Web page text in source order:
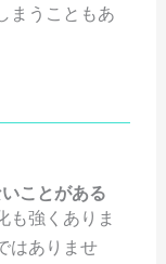
まうこともあ
ことがある
も強くありま
はありませ